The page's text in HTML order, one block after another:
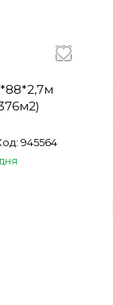
945564